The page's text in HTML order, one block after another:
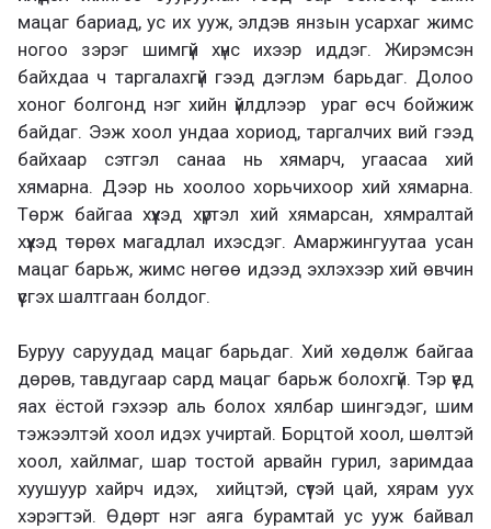
мацаг бариад, ус их ууж, элдэв янзын усархаг жимс
ногоо зэрэг шимгүй хүнс ихээр иддэг. Жирэмсэн
байхдаа ч таргалахгүй гээд дэглэм барьдаг. Долоо
хоног болгонд нэг хийн үйлдлээр ураг өсч бойжиж
байдаг. Ээж хоол ундаа хориод, таргалчих вий гээд
байхаар сэтгэл санаа нь хямарч, угаасаа хий
хямарна. Дээр нь хоолоо хорьчихоор хий хямарна.
Төрж байгаа хүүхэд хүртэл хий хямарсан, хямралтай
хүүхэд төрөх магадлал ихэсдэг. Амаржингуутаа усан
мацаг барьж, жимс нөгөө идээд эхлэхээр хий өвчин
үүсгэх шалтгаан болдог.
Буруу саруудад мацаг барьдаг. Хий хөдөлж байгаа
дөрөв, тавдугаар сард мацаг барьж болохгүй. Тэр үед
яах ёстой гэхээр аль болох хялбар шингэдэг, шим
тэжээлтэй хоол идэх учиртай. Борцтой хоол, шөлтэй
хоол, хайлмаг, шар тостой арвайн гурил, заримдаа
хуушуур хайрч идэх, хийцтэй, сүүтэй цай, хярам уух
хэрэгтэй. Өдөрт нэг аяга бурамтай ус ууж байвал